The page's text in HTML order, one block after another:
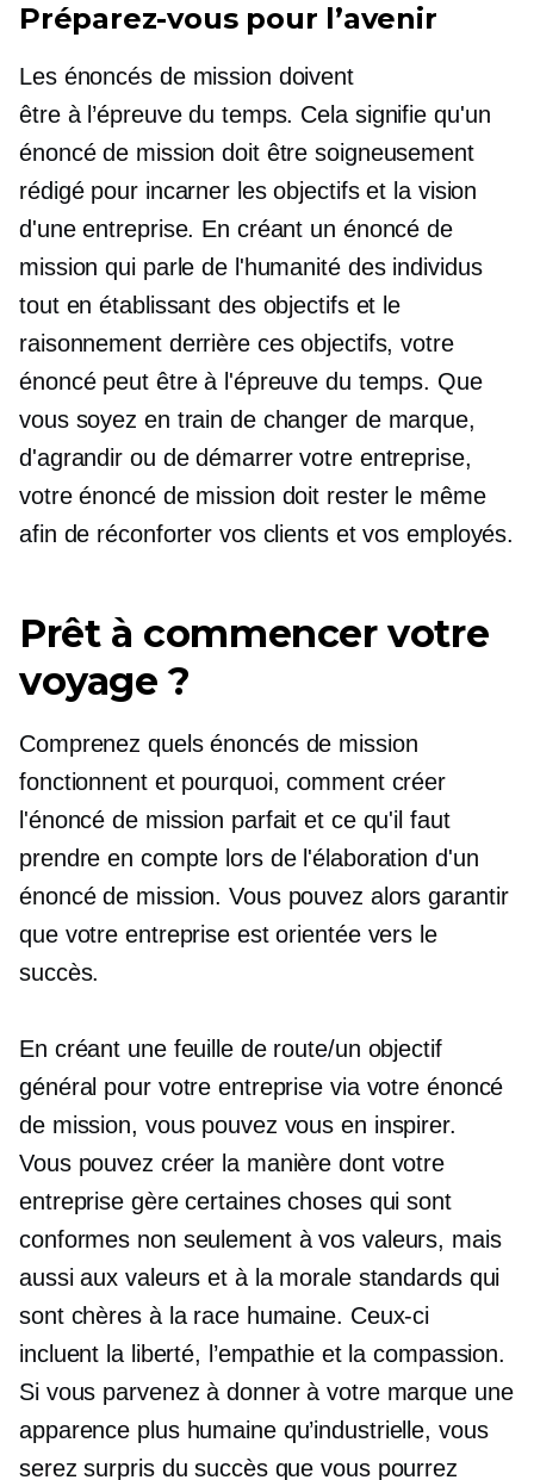
Préparez-vous pour l’avenir
Les énoncés de mission doivent
être à l’épreuve du temps. Cela signifie qu'un
énoncé de mission doit être soigneusement
rédigé pour incarner les objectifs et la vision
d'une entreprise. En créant un énoncé de
mission qui parle de l'humanité des individus
tout en établissant des objectifs et le
raisonnement derrière ces objectifs, votre
énoncé peut être à l'épreuve du temps. Que
vous soyez en train de changer de marque,
d'agrandir ou de démarrer votre entreprise,
votre énoncé de mission doit rester le même
afin de réconforter vos clients et vos employés.
Prêt à commencer votre
voyage ?
Comprenez quels énoncés de mission
fonctionnent et pourquoi, comment créer
l'énoncé de mission parfait et ce qu'il faut
prendre en compte lors de l'élaboration d'un
énoncé de mission. Vous pouvez alors garantir
que votre entreprise est orientée vers le
succès.
En créant une feuille de route/un objectif
général pour votre entreprise via votre énoncé
de mission, vous pouvez vous en inspirer.
Vous pouvez créer la manière dont votre
entreprise gère certaines choses qui sont
conformes non seulement à vos valeurs, mais
aussi aux valeurs et à la morale standards qui
sont chères à la race humaine. Ceux-ci
incluent la liberté, l’empathie et la compassion.
Si vous parvenez à donner à votre marque une
apparence plus humaine qu’industrielle, vous
serez surpris du succès que vous pourrez